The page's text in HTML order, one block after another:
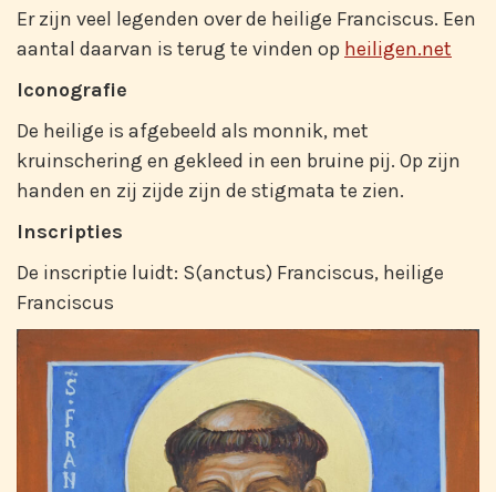
Er zijn veel legenden over de heilige Franciscus. Een
aantal daarvan is terug te vinden op heiligen.net
Iconografie
De heilige is afgebeeld als monnik, met
kruinschering en gekleed in een bruine pij. Op zijn
handen en zij zijde zijn de stigmata te zien.
Inscripties
De inscriptie luidt: S(anctus) Franciscus, heilige
Franciscus